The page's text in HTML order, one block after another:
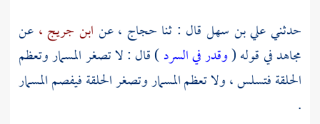
حدثنيعلي بن سهل قال : ثنا حجاج ،عن ابن جريج ، عن
مجاهدفي قوله (وقدر في السرد) قال : لا تصغر المسمار وتعظم
الحلقة فتسلس ، ولا تعظم المسمار وتصغر الحلقة فيفصم المسمار
.